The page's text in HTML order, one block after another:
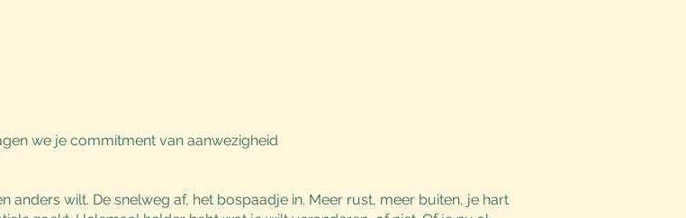
we je commitment van aanwezigheid
anders wilt. De snelweg af, het bospaadje in. Meer rust, meer buiten, je hart